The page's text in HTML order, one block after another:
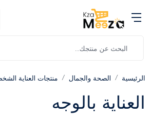
الرئيسية الصحة والجمال منتجات العناية
العناية بالوجه